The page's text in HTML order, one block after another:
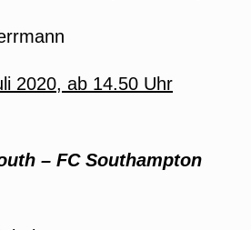
2020, ab 14.50 Uhr
– FC Southampton